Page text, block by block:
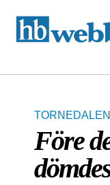
TORNEDALEN
Före